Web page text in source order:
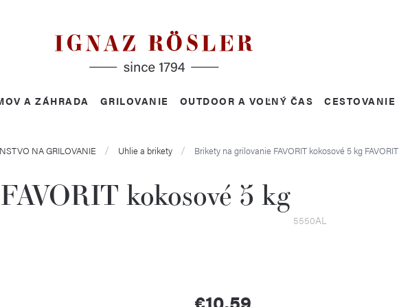
A ZÁHRADA GRILOVANIE OUTDOOR A VOĽNÝ ČAS CESTOVANIE
NA GRILOVANIE Uhlie a brikety Brikety na grilovanie FAVORIT kokosové 5 kg FAVORIT
kokosové 5 kg
5550AL
€10,59